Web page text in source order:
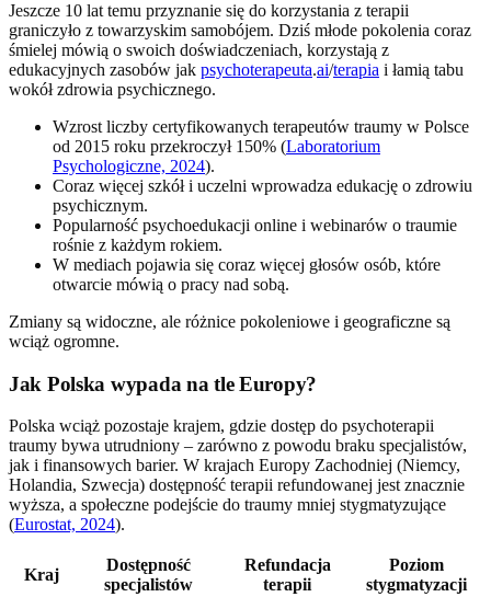
Jeszcze 10 lat temu przyznanie się do korzystania z terapii
graniczyło z towarzyskim samobójem. Dziś młode pokolenia coraz
śmielej mówią o swoich doświadczeniach, korzystają z
edukacyjnych zasobów jak psychoterapeuta.ai/terapia i łamią tabu
wokół zdrowia psychicznego.
Wzrost liczby certyfikowanych terapeutów traumy w Polsce
od 2015 roku przekroczył 150% (Laboratorium
Psychologiczne, 2024).
Coraz więcej szkół i uczelni wprowadza edukację o zdrowiu
psychicznym.
Popularność psychoedukacji online i webinarów o traumie
rośnie z każdym rokiem.
W mediach pojawia się coraz więcej głosów osób, które
otwarcie mówią o pracy nad sobą.
Zmiany są widoczne, ale różnice pokoleniowe i geograficzne są
wciąż ogromne.
Jak Polska wypada na tle Europy?
Polska wciąż pozostaje krajem, gdzie dostęp do psychoterapii
traumy bywa utrudniony – zarówno z powodu braku specjalistów,
jak i finansowych barier. W krajach Europy Zachodniej (Niemcy,
Holandia, Szwecja) dostępność terapii refundowanej jest znacznie
wyższa, a społeczne podejście do traumy mniej stygmatyzujące
(Eurostat, 2024).
Kraj
Dostępność
specjalistów
Refundacja
terapii
Poziom
stygmatyzacji